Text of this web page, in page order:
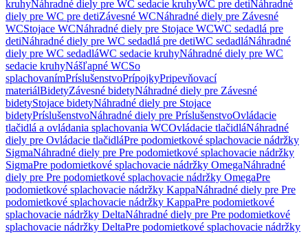
kruhyNáhradné diely pre WC sedacie kruhyWC pre detiNáhradné
diely pre WC pre detiZávesné WCNáhradné diely pre Závesné
WCStojace WCNáhradné diely pre Stojace WCWC sedadlá pre
detiNáhradné diely pre WC sedadlá pre detiWC sedadláNáhradné
diely pre WC sedadláWC sedacie kruhyNáhradné diely pre WC
sedacie kruhyNášľapné WCSo
splachovanímPríslušenstvoPrípojkyPripevňovací
materiálBidetyZávesné bidetyNáhradné diely pre Závesné
bidetyStojace bidetyNáhradné diely pre Stojace
bidetyPríslušenstvoNáhradné diely pre PríslušenstvoOvládacie
tlačidlá a ovládania splachovania WCOvládacie tlačidláNáhradné
diely pre Ovládacie tlačidláPre podomietkové splachovacie nádržky
SigmaNáhradné diely pre Pre podomietkové splachovacie nádržky
SigmaPre podomietkové splachovacie nádržky OmegaNáhradné
diely pre Pre podomietkové splachovacie nádržky OmegaPre
podomietkové splachovacie nádržky KappaNáhradné diely pre Pre
podomietkové splachovacie nádržky KappaPre podomietkové
splachovacie nádržky DeltaNáhradné diely pre Pre podomietkové
splachovacie nádržky DeltaPre podomietkové splachovacie nádržky